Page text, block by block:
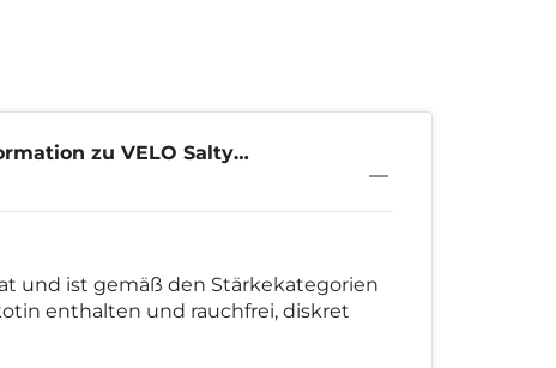
zu VELO Salty
und ist gemäß den Stärkekategorien
enthalten und rauchfrei, diskret